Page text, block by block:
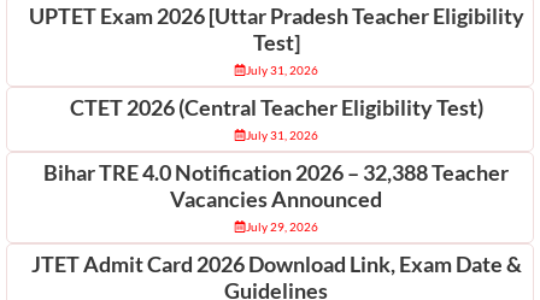
UPTET Exam 2026 [Uttar Pradesh Teacher Eligibility
Test]
July 31, 2026
CTET 2026 (Central Teacher Eligibility Test)
July 31, 2026
Bihar TRE 4.0 Notification 2026 – 32,388 Teacher
Vacancies Announced
July 29, 2026
JTET Admit Card 2026 Download Link, Exam Date &
Guidelines